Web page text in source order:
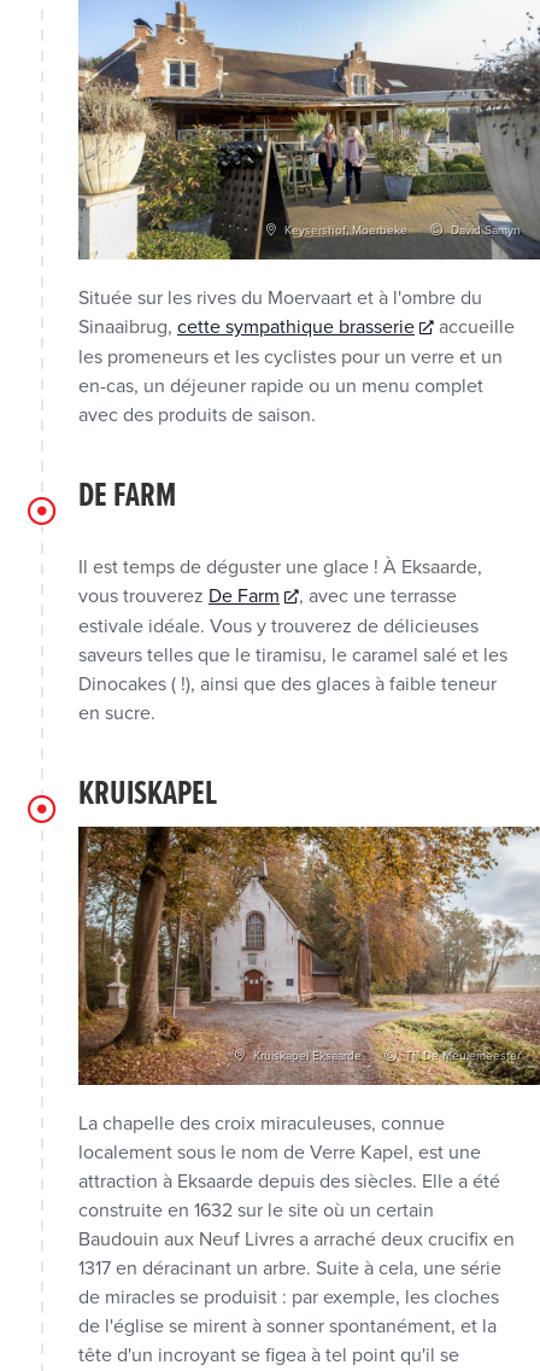
Keysershof, Moerbeke David Samyn
Située sur les rives du Moervaart et à l'ombre du
Sinaaibrug, cette sympathique brasserie
accueille
les promeneurs et les cyclistes pour un verre et un
en-cas, un déjeuner rapide ou un menu complet
avec des produits de saison.
DE FARM
Il est temps de déguster une glace ! À Eksaarde,
vous trouverez De Farm
, avec une terrasse
estivale idéale. Vous y trouverez de délicieuses
saveurs telles que le tiramisu, le caramel salé et les
Dinocakes ( !), ainsi que des glaces à faible teneur
en sucre.
KRUISKAPEL
Kruiskapel Eksaarde Tijl De Meulemeester
La chapelle des croix miraculeuses, connue
localement sous le nom de Verre Kapel, est une
attraction à Eksaarde depuis des siècles. Elle a été
construite en 1632 sur le site où un certain
Baudouin aux Neuf Livres a arraché deux crucifix en
1317 en déracinant un arbre. Suite à cela, une série
de miracles se produisit : par exemple, les cloches
de l'église se mirent à sonner spontanément, et la
tête d'un incroyant se figea à tel point qu'il se